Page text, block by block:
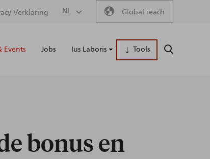
Secondary
menu
Verklaring NL Global reach
Main
Events Jobs Ius Laboris Tools ZOEKEN
bonus en